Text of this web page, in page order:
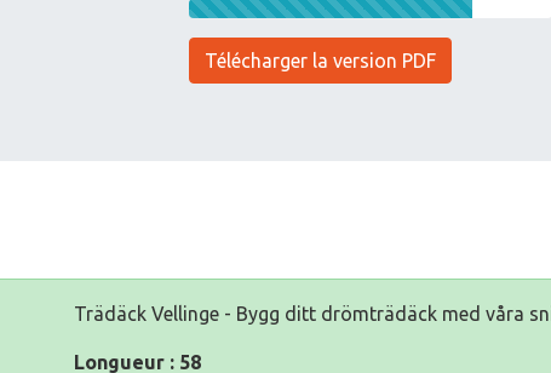
Télécharger la version PDF
Trädäck Vellinge - Bygg ditt drömträdäck med våra
Longueur : 58